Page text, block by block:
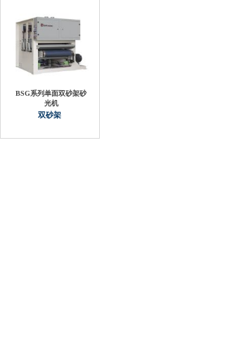
BSG系列单面双砂架砂
光机
双砂架